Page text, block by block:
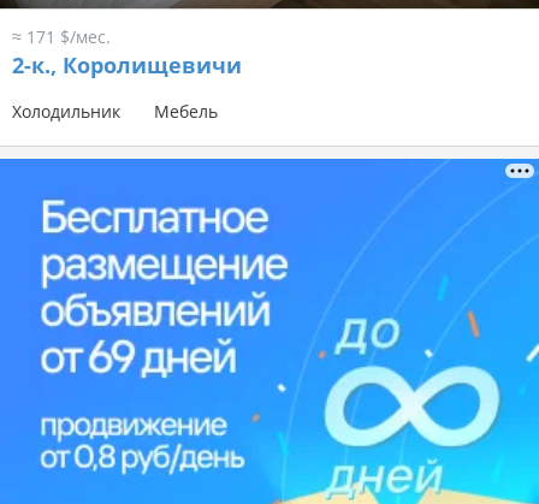
≈ 171 $/мес.
2-к., Королищевичи
Холодильник Мебель